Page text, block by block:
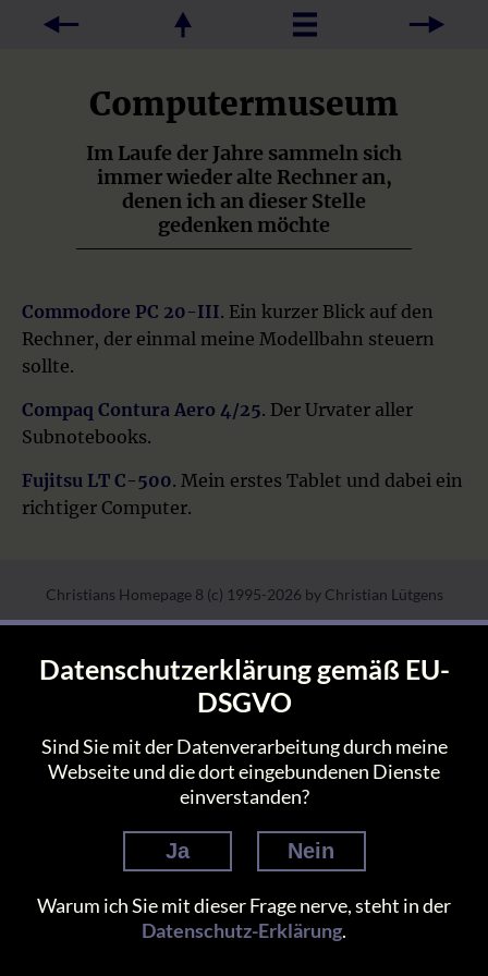
Computermuseum
Im Laufe der Jahre sammeln sich
immer wieder alte Rechner an,
denen ich an dieser Stelle
gedenken möchte
Commodore PC 20-III. Ein kurzer Blick auf den
Rechner, der einmal meine Modellbahn steuern
sollte.
Compaq Contura Aero 4/25. Der Urvater aller
Subnotebooks.
Fujitsu LT C-500. Mein erstes Tablet und dabei ein
richtiger Computer.
Christians Homepage 8 (c) 1995-2026 by Christian Lütgens
Home•Datenschutz•Impressum•Kontakt
Datenschutzerklärung gemäß EU-
DSGVO
Sind Sie mit der Datenverarbeitung durch meine
Webseite und die dort eingebundenen Dienste
einverstanden?
Ja Nein
Warum ich Sie mit dieser Frage nerve, steht in der
Datenschutz-Erklärung.